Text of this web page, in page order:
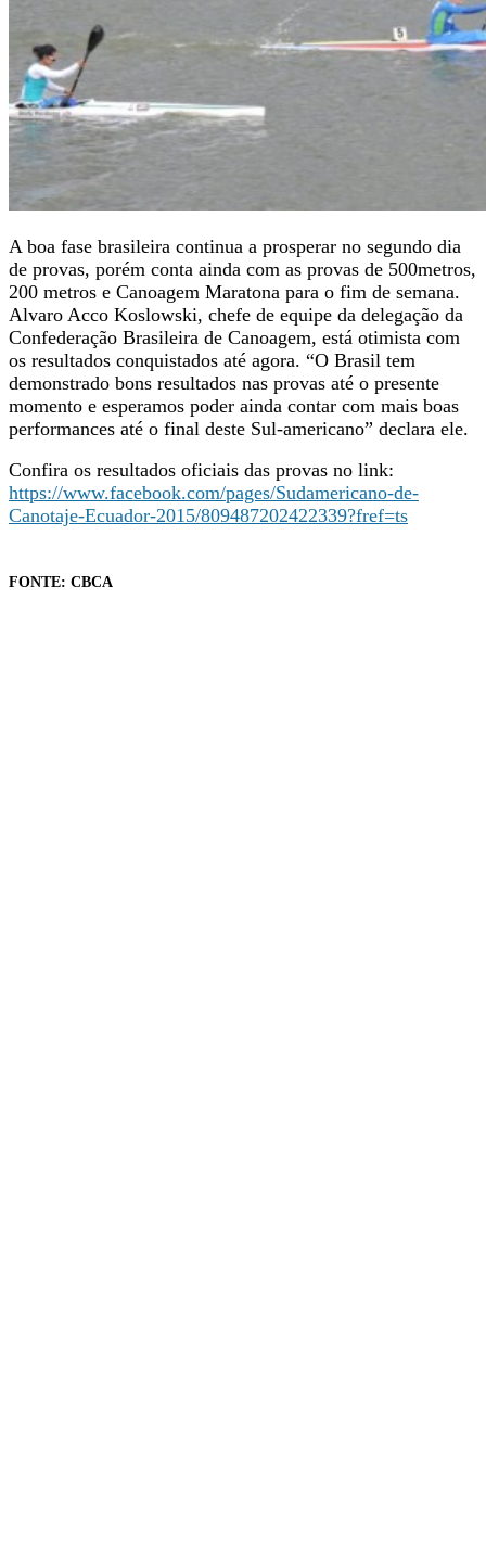
A boa fase brasileira continua a prosperar no segundo dia
de provas, porém conta ainda com as provas de 500metros,
200 metros e Canoagem Maratona para o fim de semana.
Alvaro Acco Koslowski, chefe de equipe da delegação da
Confederação Brasileira de Canoagem, está otimista com
os resultados conquistados até agora. “O Brasil tem
demonstrado bons resultados nas provas até o presente
momento e esperamos poder ainda contar com mais boas
performances até o final deste Sul-americano” declara ele.
Confira os resultados oficiais das provas no link:
https://www.facebook.com/pages/Sudamericano-de-
Canotaje-Ecuador-2015/809487202422339?fref=ts
FONTE: CBCA